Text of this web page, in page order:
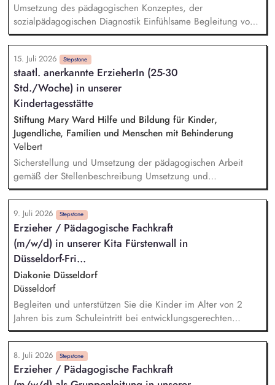
Umsetzung des pädagogischen Konzeptes, der
sozialpädagogischen Diagnostik Einfühlsame Begleitung von
jungen Menschen in Notsituationen Sichere Gestaltung des
pädagogischen Alltags, auch in unvorhersehbaren Situationen
Dokumentation der pädagogischen Arbeit und Erstellung von
Diagnostikberichten
15. Juli 2026 Stepstone
staatl. anerkannte ErzieherIn (25-30
Std./Woche) in unserer
Kindertagesstätte
Stiftung Mary Ward Hilfe und Bildung für Kinder,
Jugendliche, Familien und Menschen mit Behinderung
Velbert
Sicherstellung und Umsetzung der pädagogischen Arbeit
gemäß der Stellenbeschreibung Umsetzung und
Weiterentwicklung der pädagogischen Konzeption
Dokumentation von Entwicklungsprozessen und Erstellung von
Entwicklungsberichten Vorbereitung, Durchführung und
Nachbereitung der abgestimmten pädagogischen Angebote
Beobachtung der Kinder hinsichtlich ihres
Entwicklungsstandes, Stärken und Entwicklungsaufgaben
Vertrauensvolle Zusammenarbeit mit den Familien (inkl.
Planung und Durchführung von Elterngesprächen)
9. Juli 2026 Stepstone
Erzieher / Pädagogische Fachkraft
(m/w/d) in unserer Kita Fürstenwall in
Düsseldorf-Fri...
Diakonie Düsseldorf
Düsseldorf
Begleiten und unterstützen Sie die Kinder im Alter von 2
Jahren bis zum Schuleintritt bei entwicklungsgerechten
Angeboten. Berücksichtigen Sie dabei die Wünsche,
Interessen und Fähigkeiten der Kinder in der pädagogischen
Arbeit. Wirken Sie an einer konstruktiven und
vertrauensvollen Zusammenarbeit mit Kolleg*innen und
8. Juli 2026 Stepstone
Erzieher / Pädagogische Fachkraft